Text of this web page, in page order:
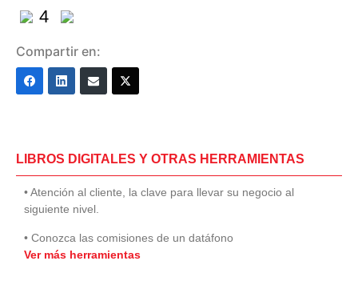
4
Compartir en:
LIBROS DIGITALES Y OTRAS HERRAMIENTAS
• Atención al cliente, la clave para llevar su negocio al
siguiente nivel.
• Conozca las comisiones de un datáfono
Ver más herramientas